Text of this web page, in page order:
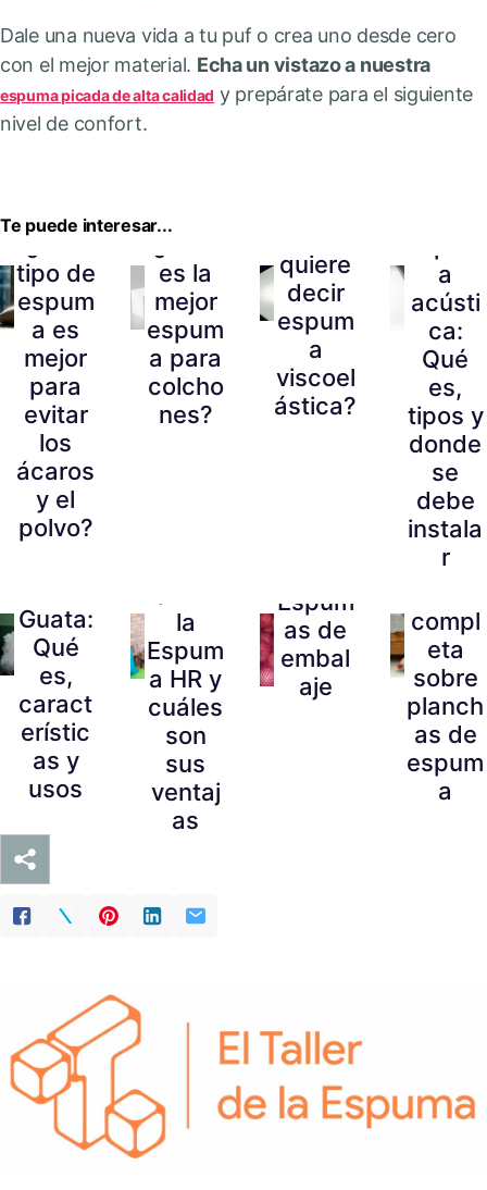
Dale una nueva vida a tu puf o crea uno desde cero
con el mejor material. Echa un vistazo a nuestra
espuma picada de alta calidad y prepárate para el siguiente
nivel de confort.
Te puede interesar...
¿Qué
tipo de
espum
a es
mejor
para
evitar
los
ácaros
y el
polvo?
es la
mejor
espum
a para
colcho
nes?
quiere
decir
espum
a
viscoel
ástica?
a
acústi
ca:
Qué
es,
tipos y
donde
se
debe
instala
r
Guata:
Qué
es,
caract
erístic
as y
usos
la
Espum
a HR y
cuáles
son
sus
ventaj
as
Espum
as de
embal
aje
compl
eta
sobre
planch
as de
espum
a